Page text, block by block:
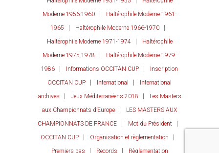
Moderne 1956-1960
Haltérophile Moderne 1961-
1965
Haltérophile Moderne 1966-1970
Haltérophile Moderne 1971-1974
Haltérophile
Moderne 1975-1978
Haltérophile Moderne 1979-
1986
Informations OCCITAN CUP
Inscription
OCCITAN CUP
International
International
archives
Jeux Méditerranéens 2018
Les Masters
aux Championnats d’Europe
LES MASTERS AUX
CHAMPIONNATS DE FRANCE
Mot du Président
OCCITAN CUP
Organisation et règlementation
Premiers pas
Records Règlementation